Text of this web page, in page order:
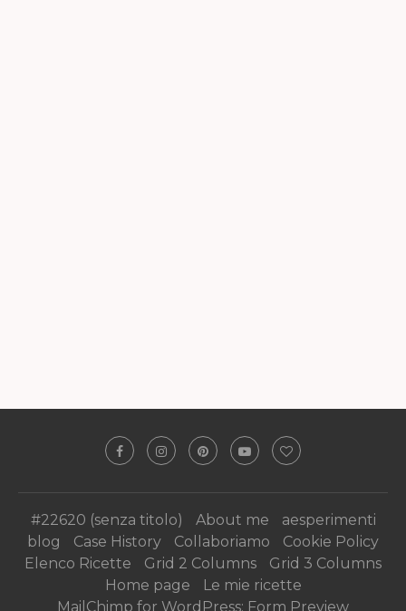
#22620 (senza titolo) About me
aesperimenti
blog
Case History Collaboriamo
Cookie Policy
Elenco Ricette
Grid 2 Columns
Grid 3 Columns
Home page
Le mie ricette
MailChimp for WordPress: Form Preview